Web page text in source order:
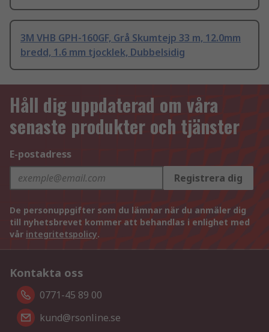
3M VHB GPH-160GF, Grå Skumtejp 33 m, 12.0mm
bredd, 1.6 mm tjocklek, Dubbelsidig
Håll dig uppdaterad om våra
senaste produkter och tjänster
E-postadress
Registrera dig
De personuppgifter som du lämnar när du anmäler dig
till nyhetsbrevet kommer att behandlas i enlighet med
vår integritetspolicy.
Kontakta oss
0771-45 89 00
kund@rsonline.se